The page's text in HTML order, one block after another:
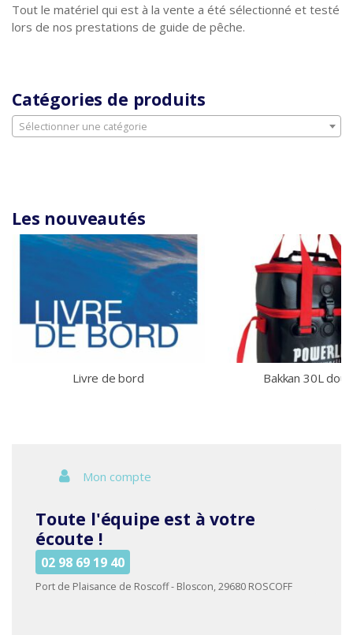
Tout le matériel qui est à la vente a été sélectionné et testé
lors de nos prestations de guide de pêche.
Catégories de produits
Sélectionner une catégorie
Les nouveautés
Livre de bord Bakkan 30L
Mon compte
Toute l'équipe est à votre
écoute !
02 98 69 19 40
Port de Plaisance de Roscoff - Bloscon, 29680 ROSCOFF